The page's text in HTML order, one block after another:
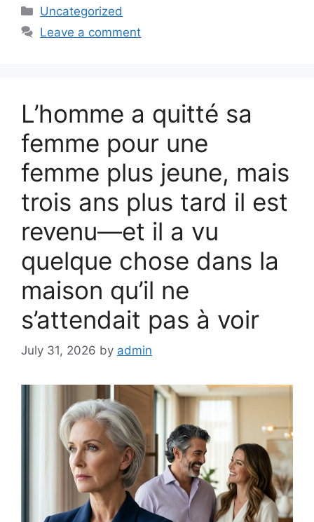
Categories
Uncategorized
Leave a comment
L’homme a quitté sa
femme pour une
femme plus jeune, mais
trois ans plus tard il est
revenu—et il a vu
quelque chose dans la
maison qu’il ne
s’attendait pas à voir
July 31, 2026 by admin